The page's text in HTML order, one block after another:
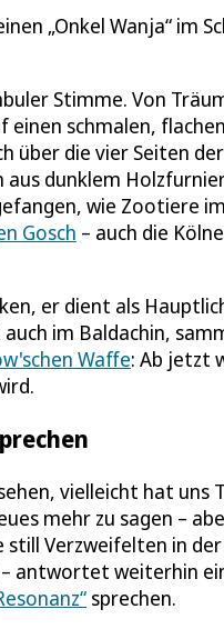
„Onkel Wanja“ im
Stimme. Von
schmalen,
über die vier Seiten
dunklem
wie Zootiere
Gosch – auch die
er dient als
im Baldachin,
Waffe: Ab jetzt
vielleicht hat uns
mehr zu sagen –
Verzweifelten in
antwortet weiterhin
sprechen.